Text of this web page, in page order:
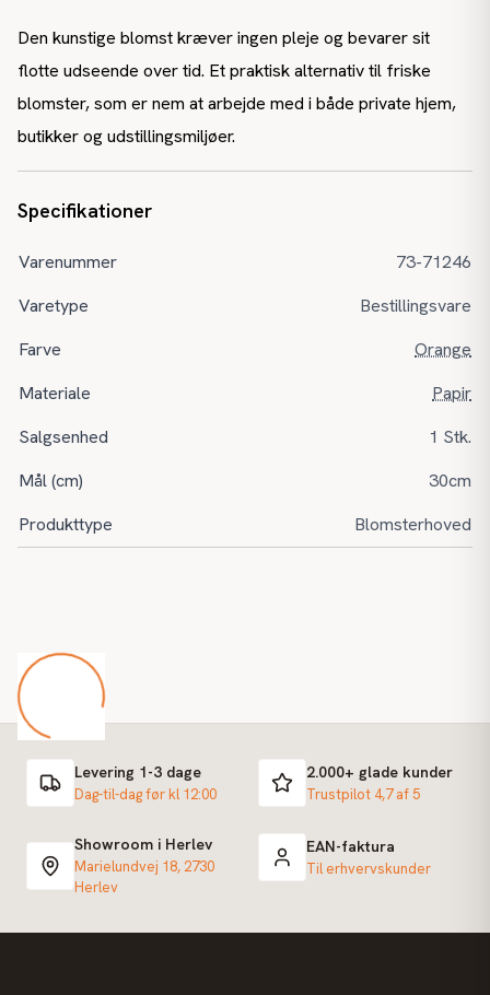
Den kunstige blomst kræver ingen pleje og bevarer sit
flotte udseende over tid. Et praktisk alternativ til friske
blomster, som er nem at arbejde med i både private hjem,
butikker og udstillingsmiljøer.
Specifikationer
Varenummer
73-71246
Varetype
Bestillingsvare
Farve
Orange
Materiale
Papir
Salgsenhed
1 Stk.
Mål (cm)
30cm
Produkttype
Blomsterhoved
Levering 1-3 dage
Dag-til-dag før kl 12:00
2.000+ glade kunder
Trustpilot 4,7 af 5
Showroom i Herlev
Marielundvej 18, 2730
Herlev
EAN-faktura
Til erhvervskunder